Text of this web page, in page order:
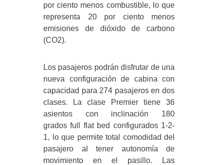
por ciento menos combustible, lo que
representa 20 por ciento menos
emisiones de dióxido de carbono
(CO2).
Los pasajeros podrán disfrutar de una
nueva configuración de cabina con
capacidad para 274 pasajeros en dos
clases. La clase Premier tiene 36
asientos con inclinación 180
grados full flat bed configurados 1-2-
1, lo que permite total comodidad del
pasajero al tener autonomía de
movimiento en el pasillo. Las